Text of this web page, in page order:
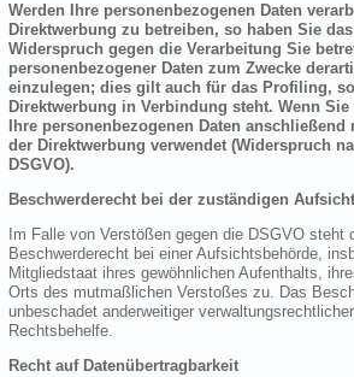
Werden Ihre personenbezogenen Daten
Direktwerbung zu betreiben, so haben Sie
Widerspruch gegen die Verarbeitung Sie
personenbezogener Daten zum Zwecke
einzulegen; dies gilt auch für das Profiling,
Direktwerbung in Verbindung steht. Wenn
Ihre personenbezogenen Daten
der Direktwerbung verwendet (Widerspruch
DSGVO).
Beschwerderecht bei der zuständigen
Im Falle von Verstößen gegen die DSGVO steht
Beschwerderecht bei einer Aufsichtsbehörde,
Mitgliedstaat ihres gewöhnlichen Aufenthalts,
Orts des mutmaßlichen Verstoßes zu. Das
unbeschadet anderweitiger
Rechtsbehelfe.
Recht auf Datenübertragbarkeit